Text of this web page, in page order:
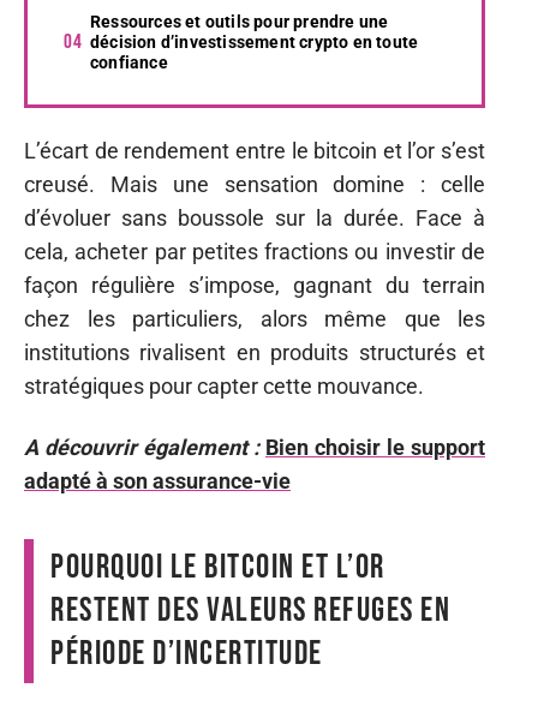
Ressources et outils pour prendre une
décision d’investissement crypto en toute
confiance
L’écart de rendement entre le bitcoin et l’or s’est
creusé. Mais une sensation domine : celle
d’évoluer sans boussole sur la durée. Face à
cela, acheter par petites fractions ou investir de
façon régulière s’impose, gagnant du terrain
chez les particuliers, alors même que les
institutions rivalisent en produits structurés et
stratégiques pour capter cette mouvance.
A découvrir également : Bien choisir le support
adapté à son assurance-vie
Pourquoi le bitcoin et l’or
restent des valeurs refuges en
période d’incertitude